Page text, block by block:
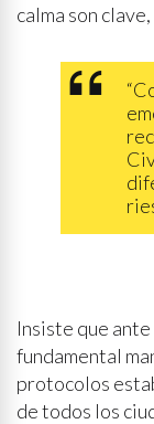
calma son
Insiste que
fundamental
protocolos
de todos los